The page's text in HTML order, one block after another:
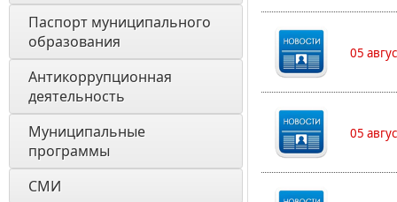
Паспорт муниципального
образования
Антикоррупционная
деятельность
Муниципальные
программы
СМИ
05
05